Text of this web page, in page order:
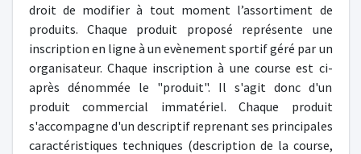
droit de modifier à tout moment l’assortiment de
produits. Chaque produit proposé représente une
inscription en ligne à un evènement sportif géré par un
organisateur. Chaque inscription à une course est ci-
après dénommée le "produit". Il s'agit donc d'un
produit commercial immatériel. Chaque produit
s'accompagne d'un descriptif reprenant ses principales
caractéristiques techniques (description de la course,